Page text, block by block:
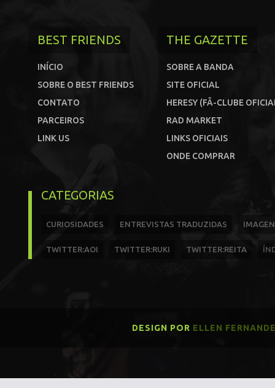
BEST FRIENDS
INÍCIO
SOBRE O BEST FRIENDS
CONTATO
PARCEIROS
LINK US
THE GAZETTE
SOBRE A BANDA
SITE OFICIAL
HERESY (FÃ-CLUBE
RAD MARKET
LINKS OFICIAIS
ONDE COMPRAR
CATEGORIAS
CURIOSIDADES ENTREVISTAS TRADUZIDAS
TWITTER:AOI TWITTER:RUKI TWITTER:REITA
DESIGN POR ELLEN